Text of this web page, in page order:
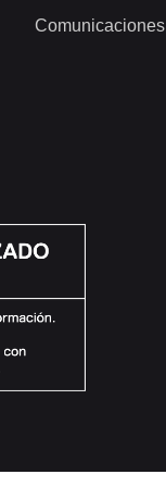
Comunicaciones